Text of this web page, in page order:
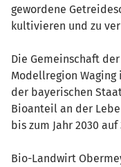
gewordene
kultivieren und zu
Die Gemeinschaft
Modellregion
der bayerischen
Bioanteil an der
bis zum Jahr 2030
Bio-Landwirt